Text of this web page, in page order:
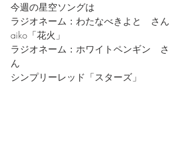
今週の星空ソングは
ラジオネーム：わたなべきよと　さん
aiko「花火」
ラジオネーム：ホワイトペンギン　さ
ん
シンプリーレッド「スターズ」